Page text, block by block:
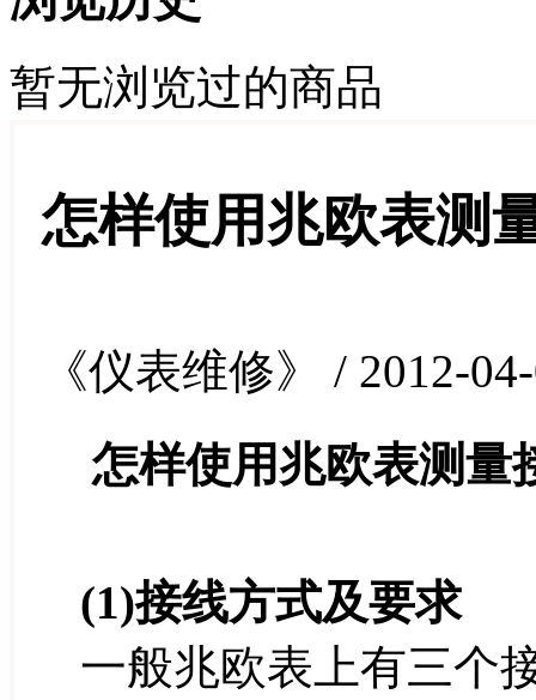
暂无浏览过的商品
怎样使用兆欧表测
《仪表维修》 / 2012-
怎样使用兆欧表测量
(1)接线方式及要求
一般兆欧表上有三个